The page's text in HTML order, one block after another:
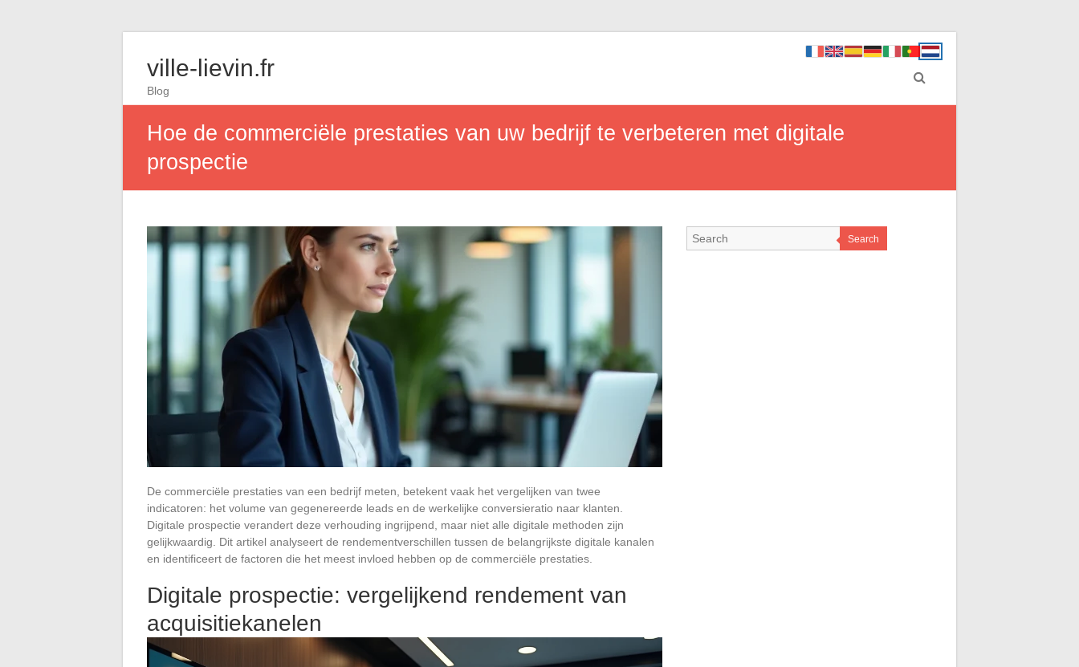
ville-lievin.fr
Blog
Hoe de commerciële prestaties van uw bedrijf te verbeteren met digitale
prospectie
De commerciële prestaties van een bedrijf meten, betekent vaak het vergelijken van twee
indicatoren: het volume van gegenereerde leads en de werkelijke conversieratio naar klanten.
Digitale prospectie verandert deze verhouding ingrijpend, maar niet alle digitale methoden zijn
gelijkwaardig. Dit artikel analyseert de rendementverschillen tussen de belangrijkste digitale kanalen
en identificeert de factoren die het meest invloed hebben op de commerciële prestaties.
Digitale prospectie: vergelijkend rendement van
acquisitiekanelen
Search